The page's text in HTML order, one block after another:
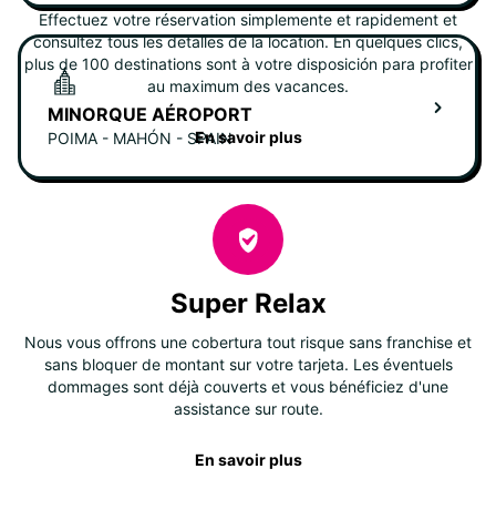
MINORQUE AÉROPORT
POIMA - MAHÓN - SPAIN
Effectuez votre réservation simplemente et rapidement et
consultez tous les detalles de la location. En quelques clics,
plus de 100 destinations sont à votre disposición para profiter
au maximum des vacances.
En savoir plus
Super Relax
Nous vous offrons une cobertura tout risque sans franchise et
sans bloquer de montant sur votre tarjeta. Les éventuels
dommages sont déjà couverts et vous bénéficiez d'une
assistance sur route.
En savoir plus